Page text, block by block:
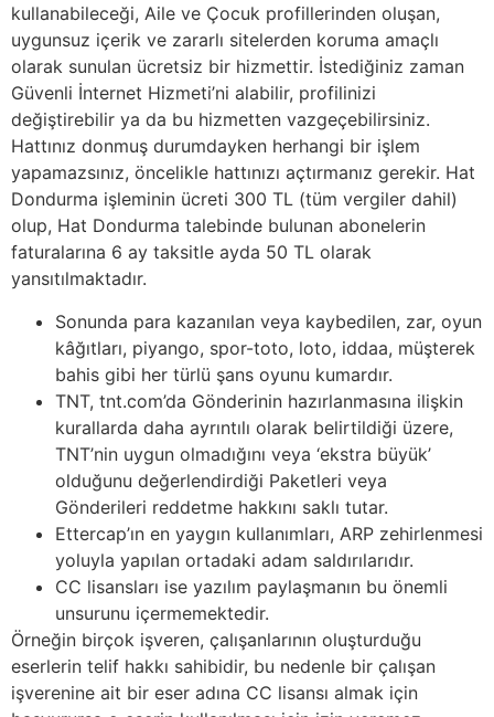
kullanabileceği, Aile ve Çocuk profillerinden oluşan,
uygunsuz içerik ve zararlı sitelerden koruma amaçlı
olarak sunulan ücretsiz bir hizmettir. İstediğiniz zaman
Güvenli İnternet Hizmeti’ni alabilir, profilinizi
değiştirebilir ya da bu hizmetten vazgeçebilirsiniz.
Hattınız donmuş durumdayken herhangi bir işlem
yapamazsınız, öncelikle hattınızı açtırmanız gerekir. Hat
Dondurma işleminin ücreti 300 TL (tüm vergiler dahil)
olup, Hat Dondurma talebinde bulunan abonelerin
faturalarına 6 ay taksitle ayda 50 TL olarak
yansıtılmaktadır.
Sonunda para kazanılan veya kaybedilen, zar, oyun
kâğıtları, piyango, spor-toto, loto, iddaa, müşterek
bahis gibi her türlü şans oyunu kumardır.
TNT, tnt.com’da Gönderinin hazırlanmasına ilişkin
kurallarda daha ayrıntılı olarak belirtildiği üzere,
TNT’nin uygun olmadığını veya ‘ekstra büyük’
olduğunu değerlendirdiği Paketleri veya
Gönderileri reddetme hakkını saklı tutar.
Ettercap’ın en yaygın kullanımları, ARP zehirlenmesi
yoluyla yapılan ortadaki adam saldırılarıdır.
CC lisansları ise yazılım paylaşmanın bu önemli
unsurunu içermemektedir.
Örneğin birçok işveren, çalışanlarının oluşturduğu
eserlerin telif hakkı sahibidir, bu nedenle bir çalışan
işverenine ait bir eser adına CC lisansı almak için